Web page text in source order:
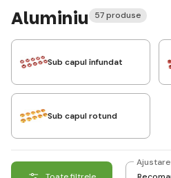
Aluminiu 57 produse
Sub capul înfundat
Sub capul rotund
Ajustare